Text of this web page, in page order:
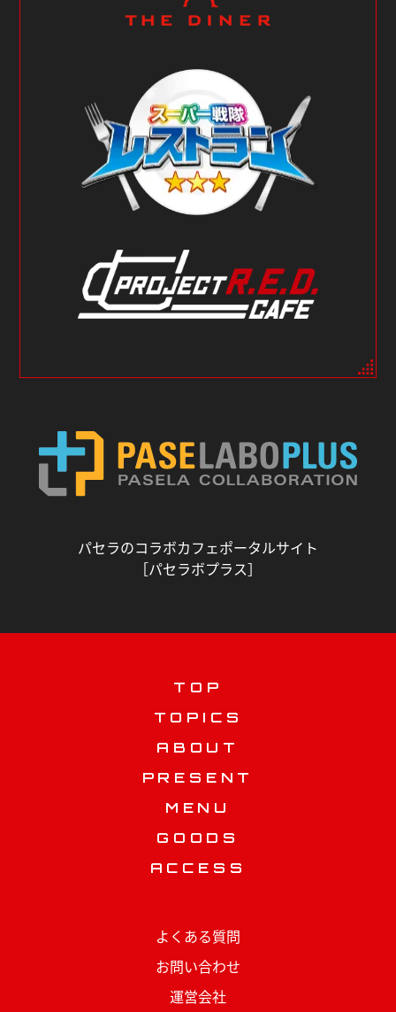
パセラのコラボカフェポータルサイト
［パセラボプラス］
TOP
TOPICS
ABOUT
PRESENT
MENU
GOODS
ACCESS
よくある質問
お問い合わせ
運営会社